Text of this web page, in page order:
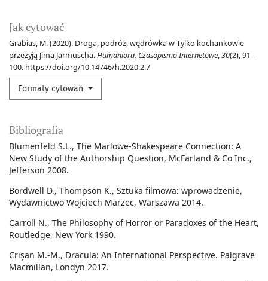
Jak cytować
Grabias, M. (2020). Droga, podróż, wędrówka w Tylko kochankowie
przeżyją Jima Jarmuscha.Humaniora. Czasopismo Internetowe,30(2), 91–
100. https://doi.org/10.14746/h.2020.2.7
Formaty cytowań
Bibliografia
Blumenfeld S.L., The Marlowe-Shakespeare Connection: A
New Study of the Authorship Question, McFarland & Co Inc.,
Jefferson 2008.
Bordwell D., Thompson K., Sztuka filmowa: wprowadzenie,
Wydawnictwo Wojciech Marzec, Warszawa 2014.
Carroll N., The Philosophy of Horror or Paradoxes of the Heart,
Routledge, New York 1990.
Crișan M.-M., Dracula: An International Perspective. Palgrave
Macmillan, Londyn 2017.